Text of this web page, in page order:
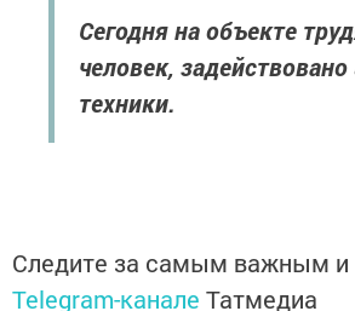
Сегодня на объекте
человек,
техники.
Следите за самым важным и
Telegram-канале Татмедиа